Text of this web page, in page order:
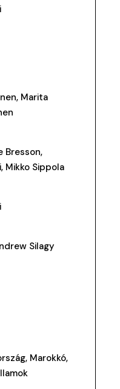
Marita
Bresson,
Mikko Sippola
Silagy
Marokkó,